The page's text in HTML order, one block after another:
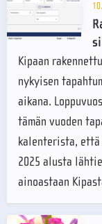
Kipaan
nykyisen
aikana.
tämän vuoden
kalenterista, että
2025 alusta
ainoastaan